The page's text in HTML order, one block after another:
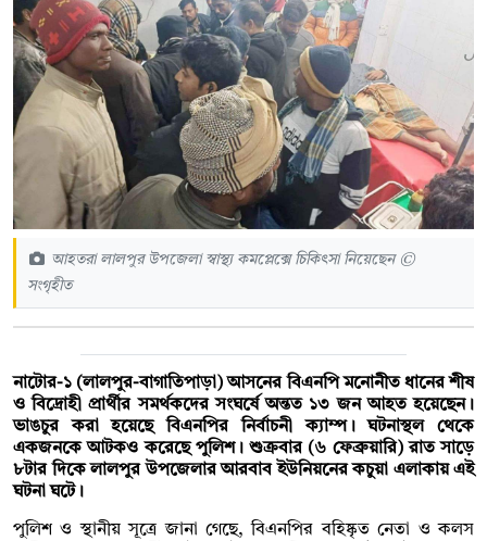
আহতরা লালপুর উপজেলা স্বাস্থ্য কমপ্লেক্সে চিকিৎসা নিয়েছেন ©
সংগৃহীত
নাটোর-১ (লালপুর-বাগাতিপাড়া) আসনের বিএনপি মনোনীত ধানের শীষ
ও বিদ্রোহী প্রার্থীর সমর্থকদের সংঘর্ষে অন্তত ১৩ জন আহত হয়েছেন।
ভাঙচুর করা হয়েছে বিএনপির নির্বাচনী ক্যাম্প। ঘটনাস্থল থেকে
একজনকে আটকও করেছে পুলিশ। শুক্রবার (৬ ফেব্রুয়ারি) রাত সাড়ে
৮টার দিকে লালপুর উপজেলার আরবাব ইউনিয়নের কচুয়া এলাকায় এই
ঘটনা ঘটে।
পুলিশ ও স্থানীয় সূত্রে জানা গেছে, বিএনপির বহিষ্কৃত নেতা ও কলস